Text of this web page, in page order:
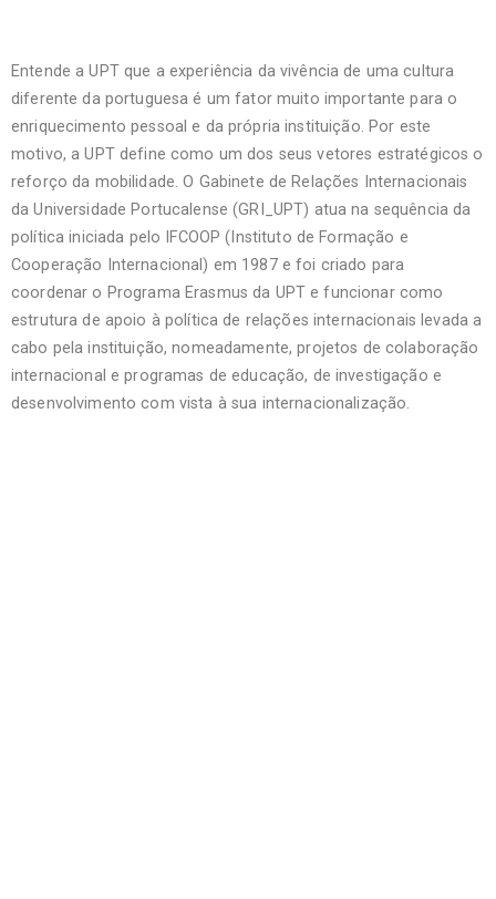
Entende a UPT que a experiência da vivência de uma cultura
diferente da portuguesa é um fator muito importante para o
enriquecimento pessoal e da própria instituição. Por este
motivo, a UPT define como um dos seus vetores estratégicos o
reforço da mobilidade. O Gabinete de Relações Internacionais
da Universidade Portucalense (GRI_UPT) atua na sequência da
política iniciada pelo IFCOOP (Instituto de Formação e
Cooperação Internacional) em 1987 e foi criado para
coordenar o Programa Erasmus da UPT e funcionar como
estrutura de apoio à política de relações internacionais levada a
cabo pela instituição, nomeadamente, projetos de colaboração
internacional e programas de educação, de investigação e
desenvolvimento com vista à sua internacionalização.